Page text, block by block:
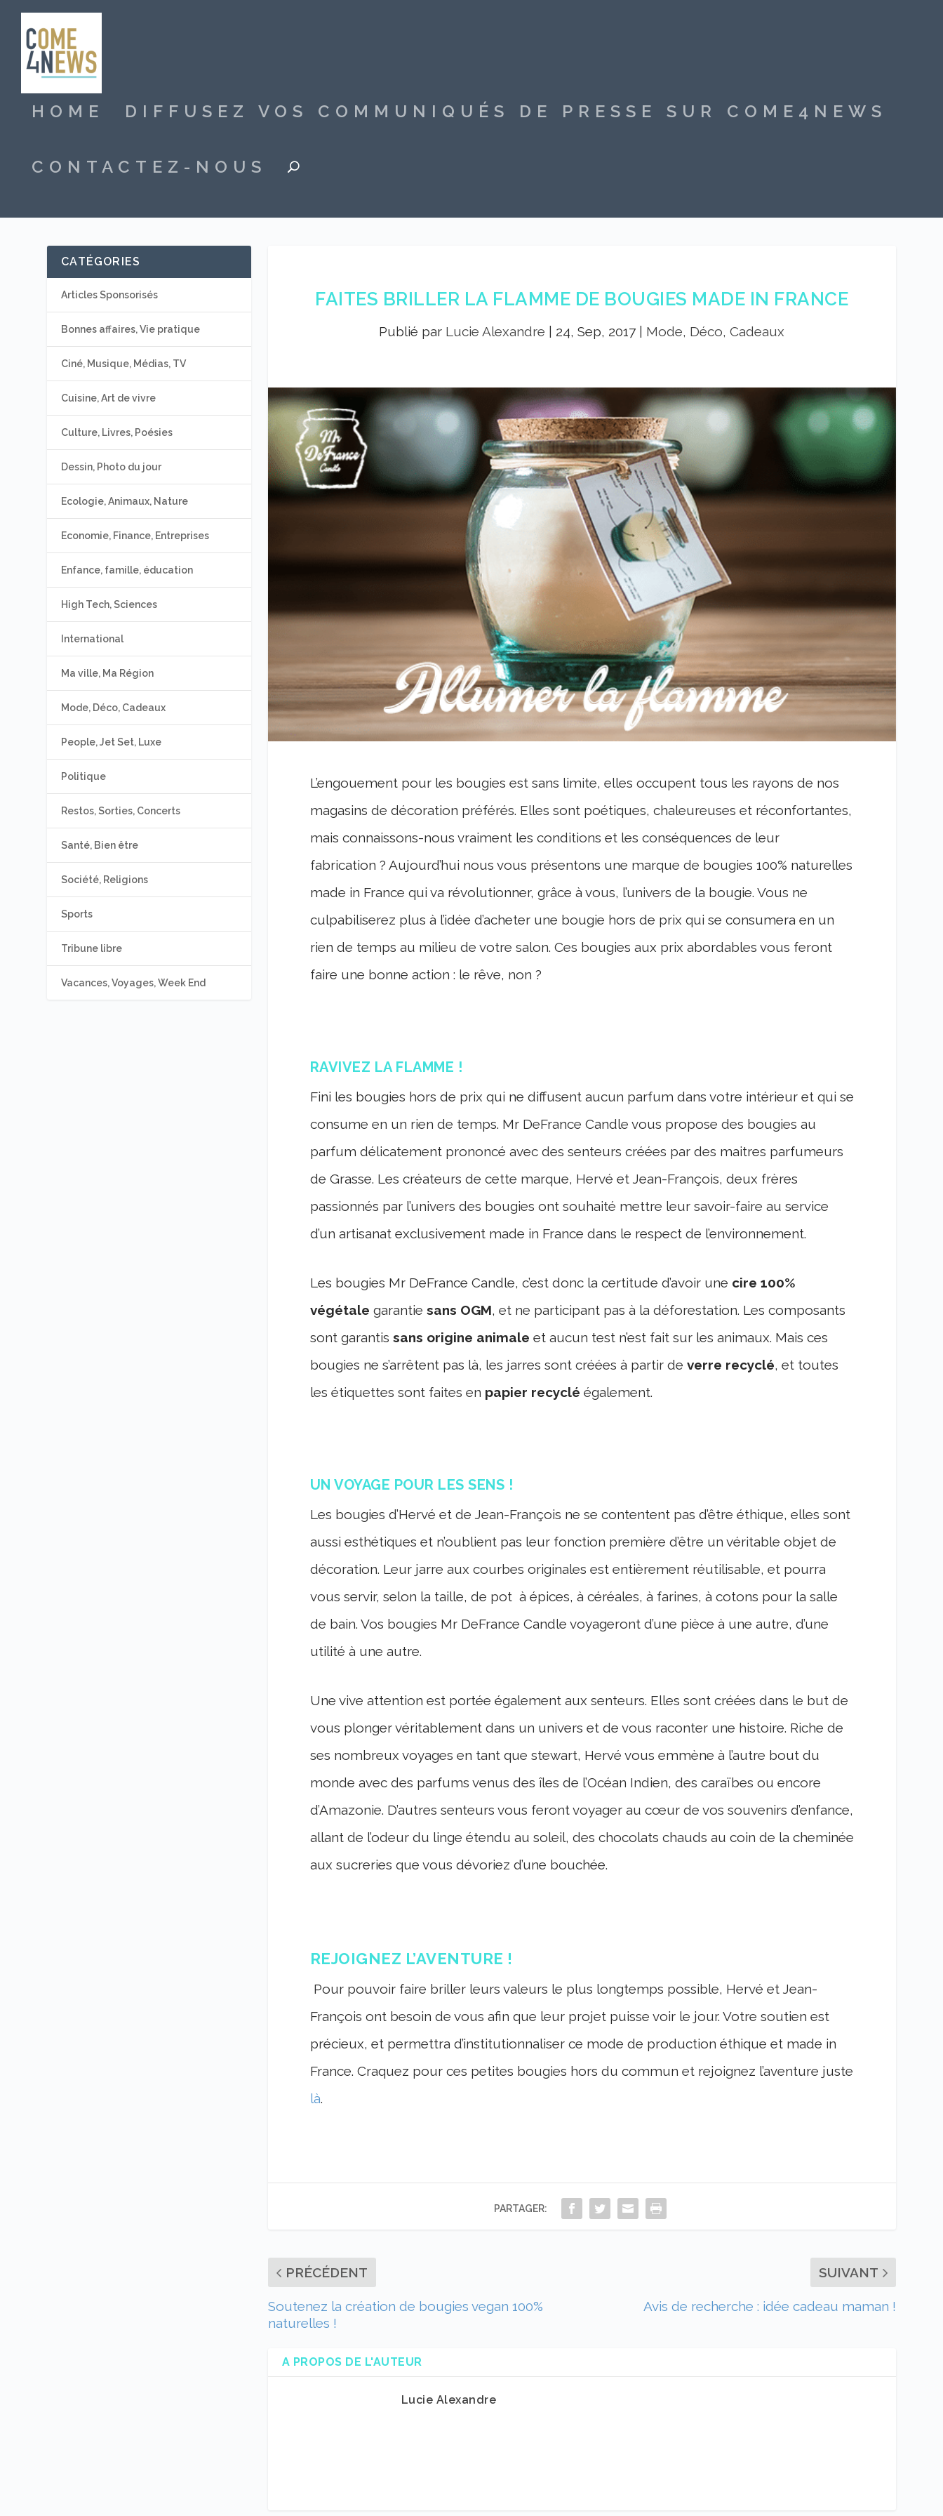
HOME DIFFUSEZ VOS COMMUNIQUÉS DE PRESSE SUR COME4NEWS
CONTACTEZ-NOUS
FAITES BRILLER LA FLAMME DE BOUGIES MADE IN FRANCE
Publié par Lucie Alexandre 24, Sep, 2017 Mode, Déco, Cadeaux
L’engouement pour les bougies est sans limite, elles occupent tous les rayons de nos
magasins de décoration préférés. Elles sont poétiques, chaleureuses et réconfortantes,
mais connaissons-nous vraiment les conditions et les conséquences de leur
fabrication ? Aujourd’hui nous vous présentons une marque de bougies 100% naturelles
made in France qui va révolutionner, grâce à vous, l’univers de la bougie. Vous ne
culpabiliserez plus à l’idée d’acheter une bougie hors de prix qui se consumera en un
rien de temps au milieu de votre salon. Ces bougies aux prix abordables vous feront
faire une bonne action : le rêve, non ?
RAVIVEZ LA FLAMME !
Fini les bougies hors de prix qui ne diffusent aucun parfum dans votre intérieur et qui se
consume en un rien de temps. Mr DeFrance Candle vous propose des bougies au
parfum délicatement prononcé avec des senteurs créées par des maitres parfumeurs
de Grasse. Les créateurs de cette marque, Hervé et Jean-François, deux frères
passionnés par l’univers des bougies ont souhaité mettre leur savoir-faire au service
d’un artisanat exclusivement made in France dans le respect de l’environnement.
Les bougies Mr DeFrance Candle, c’est donc la certitude d’avoir une cire 100%
végétale garantie sans OGM, et ne participant pas à la déforestation. Les composants
sont garantis sans origine animale et aucun test n’est fait sur les animaux. Mais ces
bougies ne s’arrêtent pas là, les jarres sont créées à partir de verre recyclé, et toutes
les étiquettes sont faites en papier recyclé également.
UN VOYAGE POUR LES SENS !
Les bougies d’Hervé et de Jean-François ne se contentent pas d’être éthique, elles sont
aussi esthétiques et n’oublient pas leur fonction première d’être un véritable objet de
décoration. Leur jarre aux courbes originales est entièrement réutilisable, et pourra
vous servir, selon la taille, de pot à épices, à céréales, à farines, à cotons pour la salle
de bain. Vos bougies Mr DeFrance Candle voyageront d’une pièce à une autre, d’une
utilité à une autre.
Une vive attention est portée également aux senteurs. Elles sont créées dans le but de
vous plonger véritablement dans un univers et de vous raconter une histoire. Riche de
ses nombreux voyages en tant que stewart, Hervé vous emmène à l’autre bout du
monde avec des parfums venus des îles de l’Océan Indien, des caraïbes ou encore
d’Amazonie. D’autres senteurs vous feront voyager au cœur de vos souvenirs d’enfance,
allant de l’odeur du linge étendu au soleil, des chocolats chauds au coin de la cheminée
aux sucreries que vous dévoriez d’une bouchée.
REJOIGNEZ L’AVENTURE !
Pour pouvoir faire briller leurs valeurs le plus longtemps possible, Hervé et Jean-
François ont besoin de vous afin que leur projet puisse voir le jour. Votre soutien est
précieux, et permettra d’institutionnaliser ce mode de production éthique et made in
France. Craquez pour ces petites bougies hors du commun et rejoignez l’aventure juste
là.
PARTAGER:
PRÉCÉDENT
Soutenez la création de bougies vegan 100%
naturelles !
SUIVANT
Avis de recherche : idée cadeau maman !
A PROPOS DE L'AUTEUR
Lucie Alexandre
CATÉGORIES
Articles Sponsorisés
Bonnes affaires, Vie pratique
Ciné, Musique, Médias, TV
Cuisine, Art de vivre
Culture, Livres, Poésies
Dessin, Photo du jour
Ecologie, Animaux, Nature
Economie, Finance, Entreprises
Enfance, famille, éducation
High Tech, Sciences
International
Ma ville, Ma Région
Mode, Déco, Cadeaux
People, Jet Set, Luxe
Politique
Restos, Sorties, Concerts
Santé, Bien être
Société, Religions
Sports
Tribune libre
Vacances, Voyages, Week End